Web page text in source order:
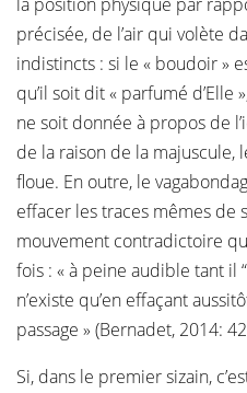
précisée, de l’air qui volète
indistincts : si le « boudoir »
qu’il soit dit « parfumé d’Elle
ne soit donnée à propos de
de la raison de la majuscule,
floue. En outre, le
effacer les traces mêmes de
mouvement contradictoire
fois : « à peine audible tant il
n’existe qu’en effaçant
passage » (Bernadet, 2014:
Si, dans le premier sizain,